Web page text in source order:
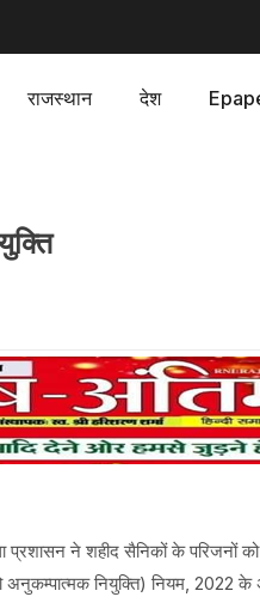
राजस्थान देश
ने शहीद सैनिकों के परिजनों
नियुक्ति) नियम, 2022 के